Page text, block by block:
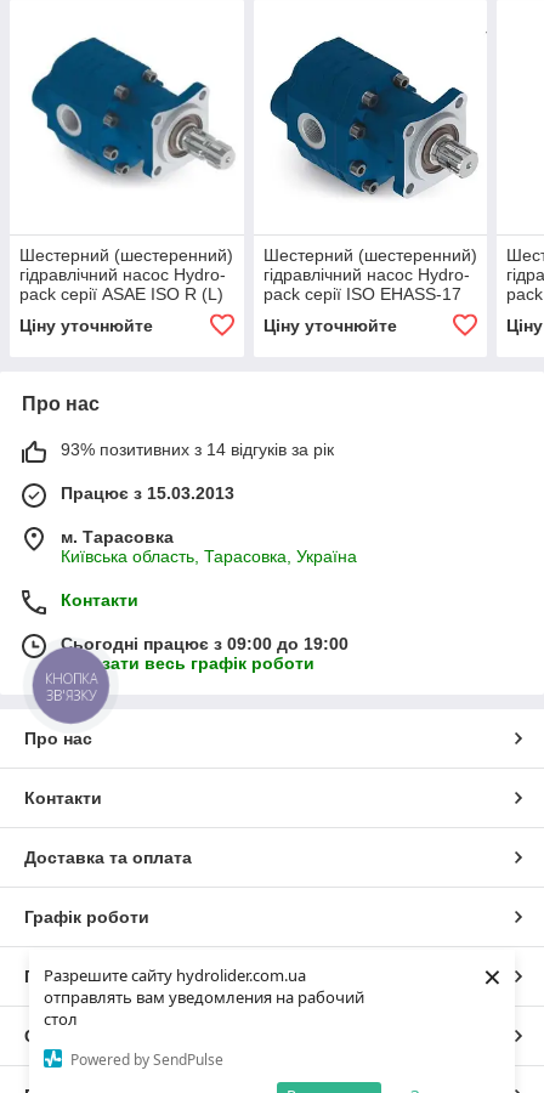
Разрешите сайту hydrolider.com.ua
отправлять вам уведомления на рабочий
стол
Powered by SendPulse
×
Шестерний (шестеренний)
гідравлічний насос Hydro-
pack серії ASAE ISO R (L)
Ціну уточнюйте
Шестерний (шестеренний)
гідравлічний насос Hydro-
pack серії ISO EHASS-17
Ціну уточнюйте
Про нас
93% позитивних з 14 відгуків за рік
Працює з 15.03.2013
м. Тарасовка
Київська область, Тарасовка, Україна
Контакти
Сьогодні працює з 09:00 до 19:00
Показати весь графік роботи
Про нас
Контакти
Доставка та оплата
Графік роботи
Повна версія сайту
Сайт створено на маркетплейсі
КНОПКА
ЗВ'ЯЗКУ